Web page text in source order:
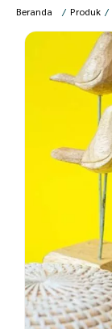
Beranda / Produk /